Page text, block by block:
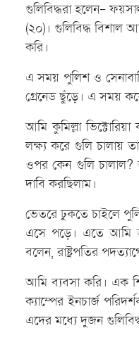
গুলিবিদ্ধরা হলেন-
(২০)। গুলিবিদ্ধ বিশাল
করি।
এ সময় পুলিশ ও
গ্রেনেড ছুঁড়ে। এ সময়
আমি কুমিল্লা
লক্ষ্য করে গুলি চালায়
ওপর কেন গুলি চালাল?
দাবি করছিলাম।
ভেতরে ঢুকতে চাইলে
এসে পড়ে। এতে আমি
বলেন, রাষ্ট্রপতির
আমি ব্যবসা করি। এক
ক্যাম্পের ইনচার্জ
এদের মধ্যে দুজন